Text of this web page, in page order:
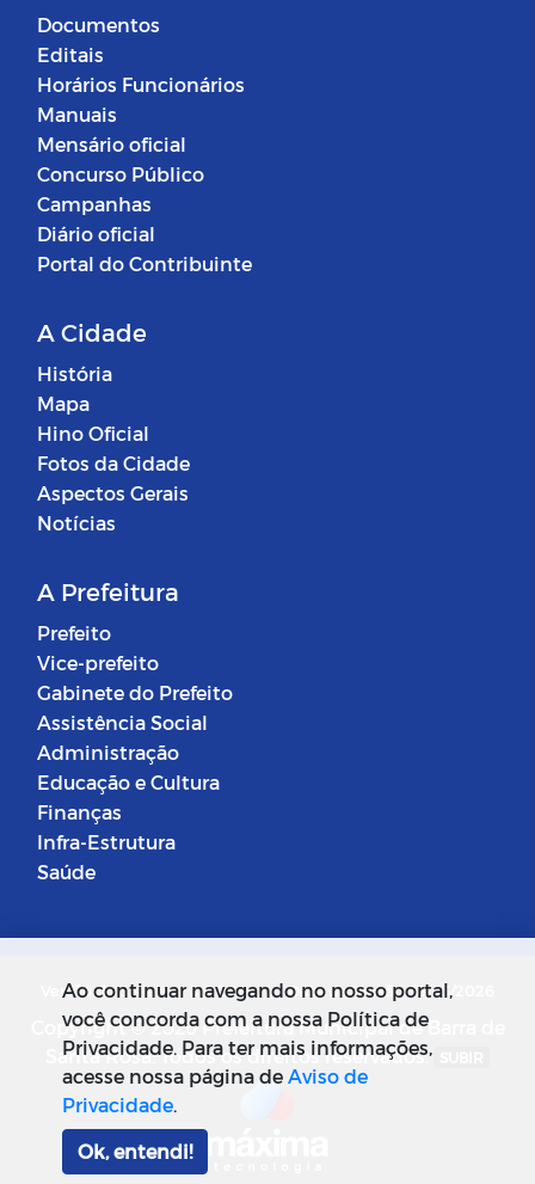
Documentos
Editais
Horários Funcionários
Manuais
Mensário oficial
Concurso Público
Campanhas
Diário oficial
Portal do Contribuinte
A Cidade
História
Mapa
Hino Oficial
Fotos da Cidade
Aspectos Gerais
Notícias
A Prefeitura
Prefeito
Vice-prefeito
Gabinete do Prefeito
Assistência Social
Administração
Educação e Cultura
Finanças
Infra-Estrutura
Saúde
Versão do Sistema: 5.0.268 Data da Versão: 18/03/2026
Copyright © 2026 Prefeitura Municipal de Barra de
Santa Rosa. Todos os direitos reservados.
Ao continuar navegando no nosso portal,
você concorda com a nossa Política de
Privacidade. Para ter mais informações,
acesse nossa página deAviso de
Privacidade.
Ok, entendi!